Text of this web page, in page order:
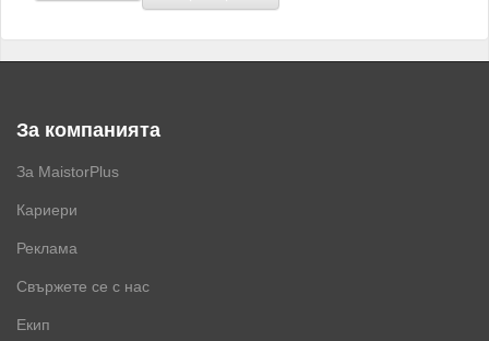
За компанията
За MaistorPlus
Кариери
Реклама
Свържете се с нас
Екип